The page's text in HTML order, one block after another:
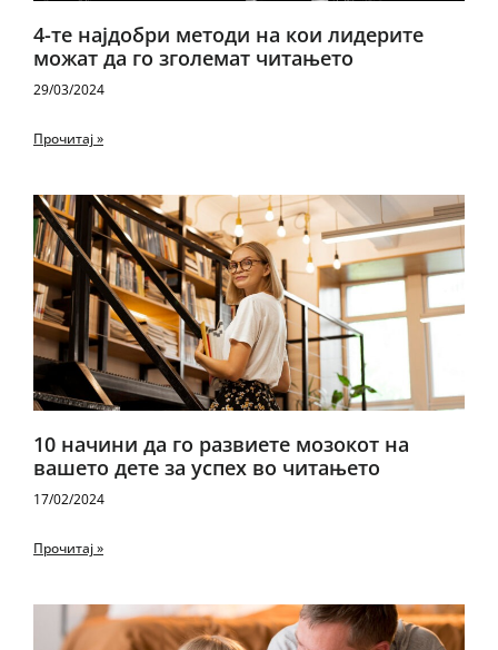
4-те најдобри методи на кои лидерите
можат да го зголемат читањето
29/03/2024
Прочитај »
10 начини да го развиете мозокот на
вашето дете за успех во читањето
17/02/2024
Прочитај »